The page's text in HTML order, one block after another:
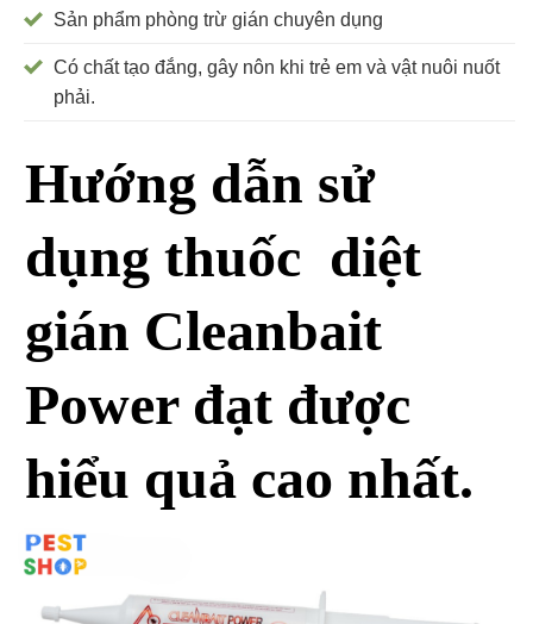
Sản phẩm phòng trừ gián chuyên dụng
Có chất tạo đắng, gây nôn khi trẻ em và vật nuôi nuốt
phải.
Hướng dẫn sử
dụng thuốc diệt
gián Cleanbait
Power đạt được
hiểu quả cao nhất.